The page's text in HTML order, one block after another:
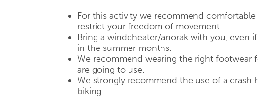
For this activity we recommend
restrict your freedom of movement.
Bring a windcheater/anorak with you, even
in the summer months.
We recommend wearing the right footwear
are going to use.
We strongly recommend the use of a crash
biking.